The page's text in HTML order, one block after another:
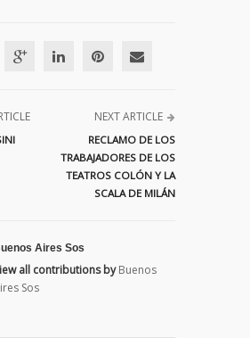
NEXT ARTICLE
RECLAMO DE LOS
TRABAJADORES DE LOS
TEATROS COLÓN Y LA
SCALA DE MILÁN
Aires Sos
all contributions by Buenos
Sos